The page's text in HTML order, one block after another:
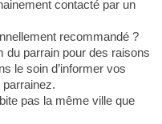
contacté par un
recommandé ?
du parrain pour des raisons
le soin d’informer vos
pas la même ville que